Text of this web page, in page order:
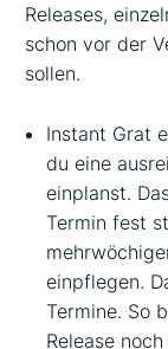
Releases,
schon vor der
sollen.
Instant Grat
du eine
einplanst.
Termin fest
einpflegen.
Termine. So
Release